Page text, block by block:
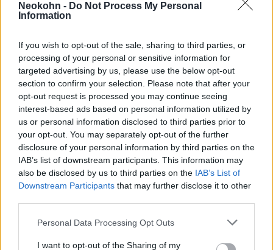
Neokohn - Do Not Process My Personal
Information
If you wish to opt-out of the sale, sharing to third parties, or
processing of your personal or sensitive information for
targeted advertising by us, please use the below opt-out
section to confirm your selection. Please note that after your
opt-out request is processed you may continue seeing
interest-based ads based on personal information utilized by
us or personal information disclosed to third parties prior to
your opt-out. You may separately opt-out of the further
disclosure of your personal information by third parties on the
IAB’s list of downstream participants. This information may
also be disclosed by us to third parties on the IAB’s List of
Downstream Participants that may further disclose it to other
Please note that this website/app uses one or more Google
not limited to your visit or usage behaviour. You may click to
Personal Data Processing Opt Outs
I want to opt-out of the Sharing of my
dönteniük, és tudniuk kell, hogy a kormány
nem indít ismét olyan nagyszabású
hazaszállítási műveletet, mint a járvány
elején, kora tavasszal, amikor külföldön
rekedt németek tömegeit juttatták vissza
hazájukba.
Jó hír: Németországban lassul a vírus
Elmondta, hogy az úgynevezett harmadik